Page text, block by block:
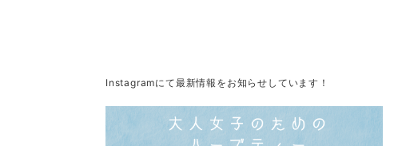
Instagramにて最新情報をお知らせしています！